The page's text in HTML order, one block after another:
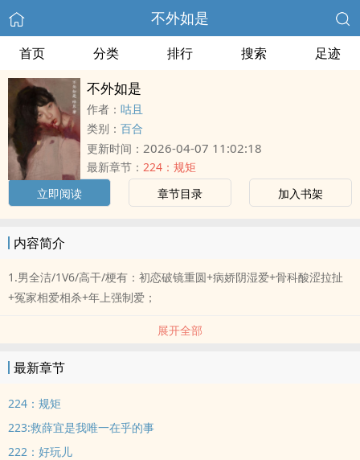
不外如是
首页 分类 排行 搜索 足迹
不外如是
作者： 咕且
类别： 百合
更新时间： 2026-04-07 11:02:18
最新章节： 224：规矩
立即阅读
章节目录 加入书架
内容简介
1.男全洁/1V6/高干/梗有：初恋破镜重圆+病娇阴湿爱+骨科酸涩拉扯
+冤家相爱相杀+年上强制爱；
展开全部
最新章节
224：规矩
223:救薛宜是我唯一在乎的事
222：好玩儿